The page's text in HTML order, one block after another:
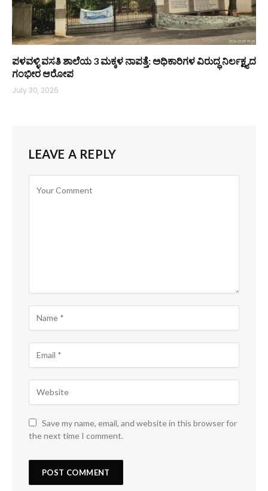
ಪಳವಳ್ಳಿ ವಸತಿ ಶಾಲೆಯ 3 ಮಕ್ಕಳ ನಾಪತ್ತೆ: ಅಧಿಕಾರಿಗಳ ವಿರುದ್ಧ ನಿರ್ಲಕ್ಷ್ಯದ
ಗಂಭೀರ ಆರೋಪ
July 30, 2026
LEAVE A REPLY
Save my name, email, and website in this browser for
the next time I comment.